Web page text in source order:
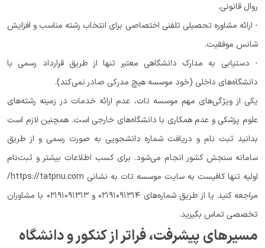
روال قانونی.
- ارائه مشاوره تحصیلی تلفنی اختصاصی برای انتخاب رشته مناسب و افزایش
شانس موفقیت.
- دستیابی به مدارک دانشگاهی معتبر تنها از طریق قرارداد رسمی با
دانشگاه‌های داخلی (خود موسسه هیچ مدرکی صادر نمی‌کند).
یکی از ویژگی‌های مهم موسسه تات، عدم ارائه خدمات در زمینه رشته‌های
علوم پزشکی و عدم همکاری با دانشگاه‌های خارجی است. همچنین لازم است
بدانید ثبت نام و دریافت شماره دانشجویی به صورت رسمی و از طریق
سامانه سنجش کشور انجام می‌شود. برای کسب اطلاعات بیشتر و ثبت‌نام
اولیه تنها کافیست به سایت موسسه تات به نشانی https://tatpnu.com/
مراجعه کنید یا از طریق شماره‌های ۰۲۱۹۱۰۹۱۳۱۴ و ۰۲۱۹۱۰۹۱۳۱۳ با مشاوران
تخصصی تماس بگیرید.
مسیرهای پیشرفت، فراتر از کنکور و دانشگاه